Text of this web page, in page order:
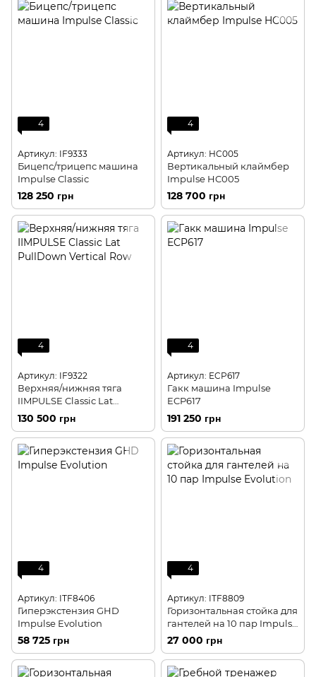
4
Артикул: IF9333
Бицепс/трицепс машина
Impulse Classic
128 250 грн
4
Артикул: HC005
Вертикальный клаймбер
Impulse HC005
128 700 грн
4
Артикул: IF9322
Верхняя/нижняя тяга
IIMPULSE Classic Lat
PullDown Vertical Row
130 500 грн
4
Артикул: ECP617
Гакк машина Impulse
ECP617
191 250 грн
4
Артикул: ITF8406
Гиперэкстензия GHD
Impulse Evolution
58 725 грн
4
Артикул: ITF8809
Горизонтальная стойка для
гантелей на 10 пар Impulse
Evolution
27 000 грн